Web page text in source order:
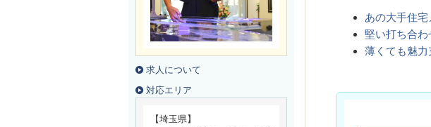
あの大手住
堅い打ち合
薄くても魅
求人について
対応エリア
【埼玉県】